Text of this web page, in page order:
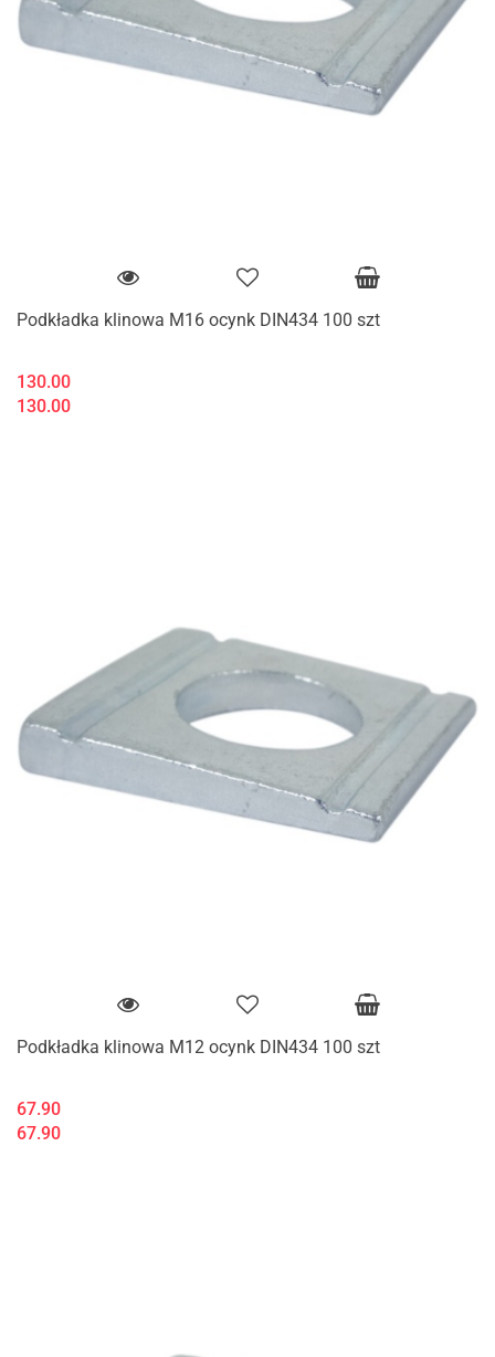
Podkładka klinowa M16 ocynk DIN434 100 szt
130.00
130.00
Podkładka klinowa M12 ocynk DIN434 100 szt
67.90
67.90